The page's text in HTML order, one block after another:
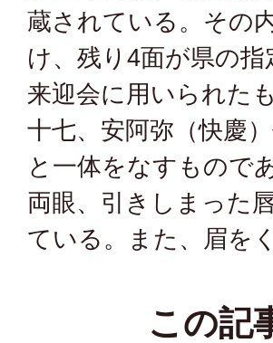
蔵されている。その
け、残り4面が県の
来迎会に用いられた
十七、安阿弥（快慶
と一体をなすもので
両眼、引きしまった
ている。また、眉を
この記